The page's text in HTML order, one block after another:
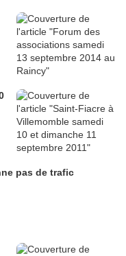
pas de trafic